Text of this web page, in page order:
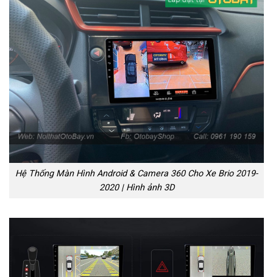
Hệ Thống Màn Hình Android & Camera 360 Cho Xe Brio 2019-
2020 | Hình ảnh 3D